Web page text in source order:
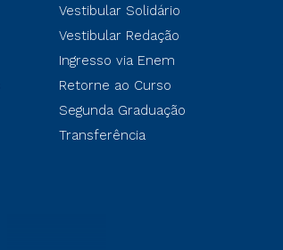
Vestibular Solidário
Vestibular Redação
Ingresso via Enem
Retorne ao Curso
Segunda Graduação
Transferência